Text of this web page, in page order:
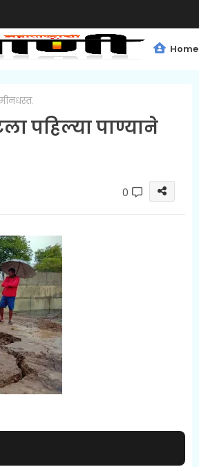
Home
पहिल्या पाण्याने
0